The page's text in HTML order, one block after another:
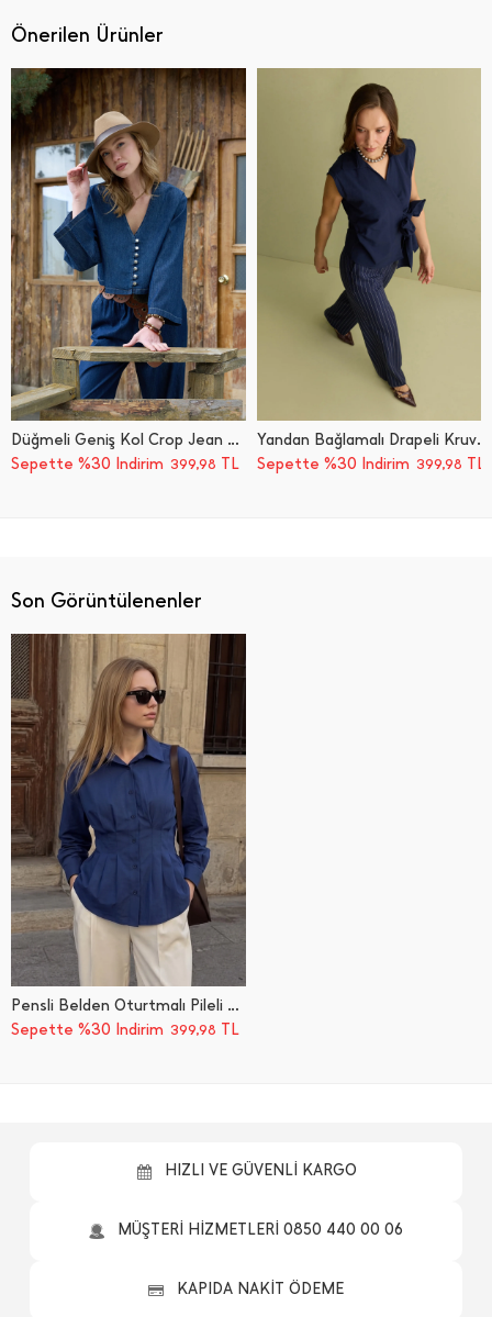
Önerilen Ürünler
Düğmeli Geniş Kol Crop Jean Gömlek
Sepette %30 İndirim 399,98 TL
Yandan Bağlamalı Drapeli Kruvaze Yaka Gömlek
Sepette %30 İndirim 399,98 TL
Son Görüntülenenler
Pensli Belden Oturtmalı Pileli Gömlek
Sepette %30 İndirim 399,98 TL
HIZLI VE GÜVENLİ KARGO
MÜŞTERİ HİZMETLERİ 0850 440 00 06
KAPIDA NAKİT ÖDEME